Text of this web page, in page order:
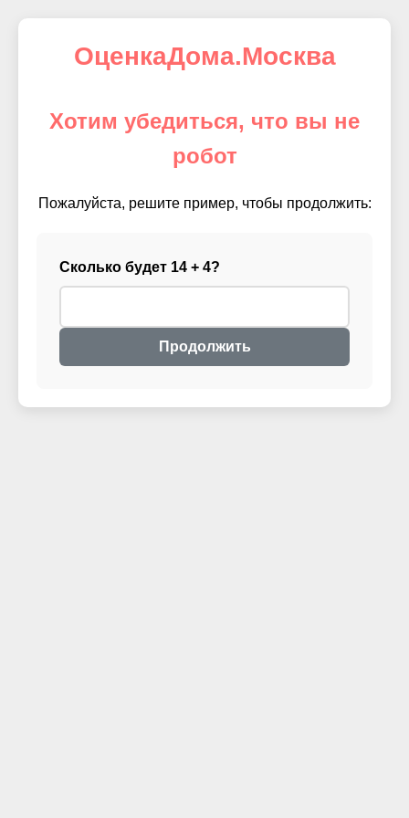
ОценкаДома.Москва
Хотим убедиться, что вы не
робот
Пожалуйста, решите пример, чтобы продолжить:
Сколько будет 14 + 4?
Продолжить